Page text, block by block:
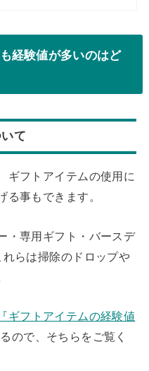
経験値が多いのはど
て
ギフトアイテムの使用に
る事もできます。
・専用ギフト・バースデ
らは掃除のドロップや
『ギフトアイテムの経験値
ので、そちらをご覧く